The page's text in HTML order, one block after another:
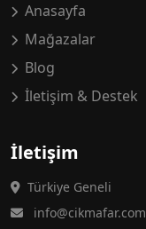
Anasayfa
Mağazalar
Blog
İletişim & Destek
İletişim
Türkiye Geneli
info@cikmafar.com